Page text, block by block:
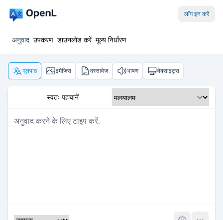
लॉग इन करें
अनुवाद उपकरण डाउनलोड करें मूल्य निर्धारण
मूलपाठ इमेजिस दस्तावेज़ भाषण वेबसाइट्स
स्वतः पहचानें